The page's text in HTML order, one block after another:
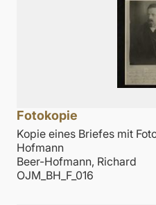
Fotokopie
Kopie eines Briefes mit
Hofmann
Beer-Hofmann, Richard
OJM_BH_F_016